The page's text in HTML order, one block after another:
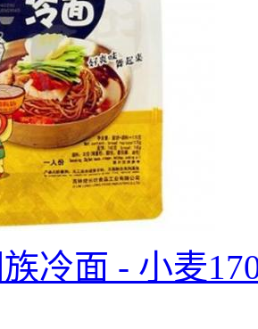
冷面 - 小麦